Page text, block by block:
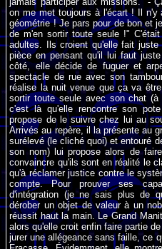
on me met toujours à l'écart ! Il n'y
géométrie ! Je pars pour de bon et
de m'en sortir toute seule !"
adultes. Ils croient qu'elle fait
pièce en pensant qu'il lui faut
côté, elle décide de fuguer et
spectacle de rue avec son
réalise la nuit venue que ça va
sortir toute seule avec son chat
c'est là qu'elle rencontre son
propose de le suivre chez lui au
Arrivés au repère, il la présente au
surélevé (le cliché quoi) et entouré
son nom) lui propose alors de
convaincre qu'ils sont en réalité le
qu'à réclamer justice contre le
compte. Pour prouver ses
d'intégration (je ne sais plus de
dérober un objet de valeur à un
réussit haut la main. Le Grand
alors qu'elle croit enfin faire partie
jurer une allégeance sans faille, ce